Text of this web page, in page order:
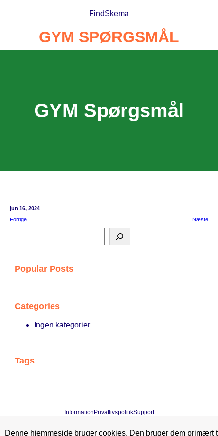
FindSkema
GYM SPØRGSMÅL
GYM Spørgsmål
jun 16, 2024
Forrige
Næste
S
Popular Posts
Categories
Ingen kategorier
Tags
InformationPrivatlivspolitikSupport
Denne hjemmeside bruger cookies. Den bruger dem primært